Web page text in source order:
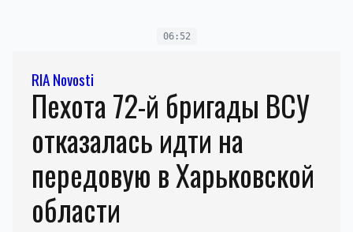
06:52
RIA Novosti
Пехота 72-й бригады ВСУ
отказалась идти на
передовую в Харьковской
области